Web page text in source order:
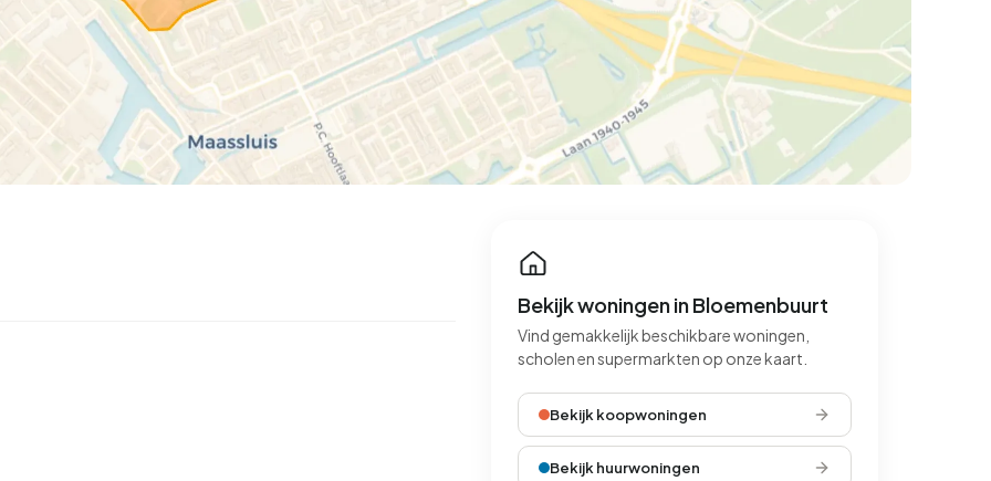
Bekijk woningen in Bloemenbuurt
Vind gemakkelijk beschikbare woningen,
scholen en supermarkten op onze kaart.
Bekijk koopwoningen
Bekijk huurwoningen